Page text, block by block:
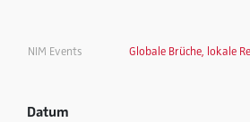
NIM Events Globale Brüche, lokale
Datum